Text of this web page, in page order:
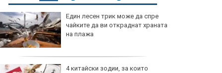
Един лесен трик може да спре
чайките да ви откраднат храната
на плажа
4 китайски зодии, за които